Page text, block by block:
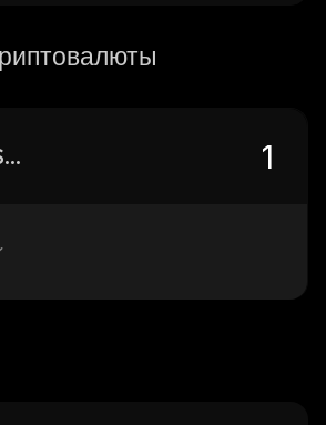
AEROSOL